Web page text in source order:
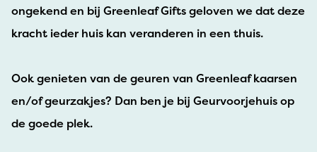
ongekend en bij Greenleaf Gifts geloven we dat deze
kracht ieder huis kan veranderen in een thuis.
Ook genieten van de geuren van Greenleaf kaarsen
en/of geurzakjes? Dan ben je bij Geurvoorjehuis op
de goede plek.